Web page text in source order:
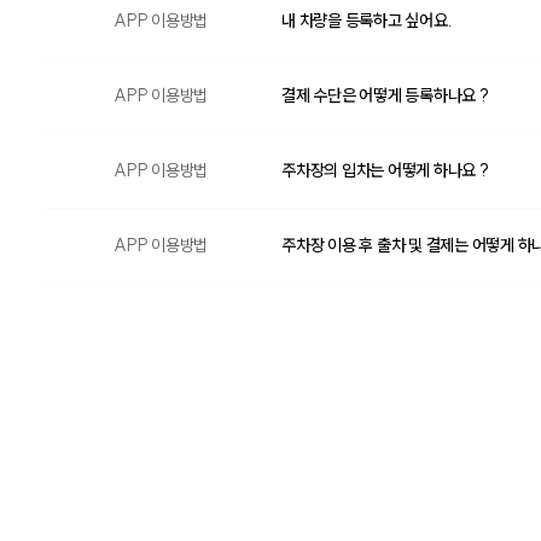
APP 이용방법 내 차량을 등록하고 싶어요.
APP 이용방법 결제 수단은 어떻게 등록하나요 ?
APP 이용방법 주차장의 입차는 어떻게 하나요 ?
APP 이용방법 주차장 이용 후 출차 및 결제는 어떻게 하